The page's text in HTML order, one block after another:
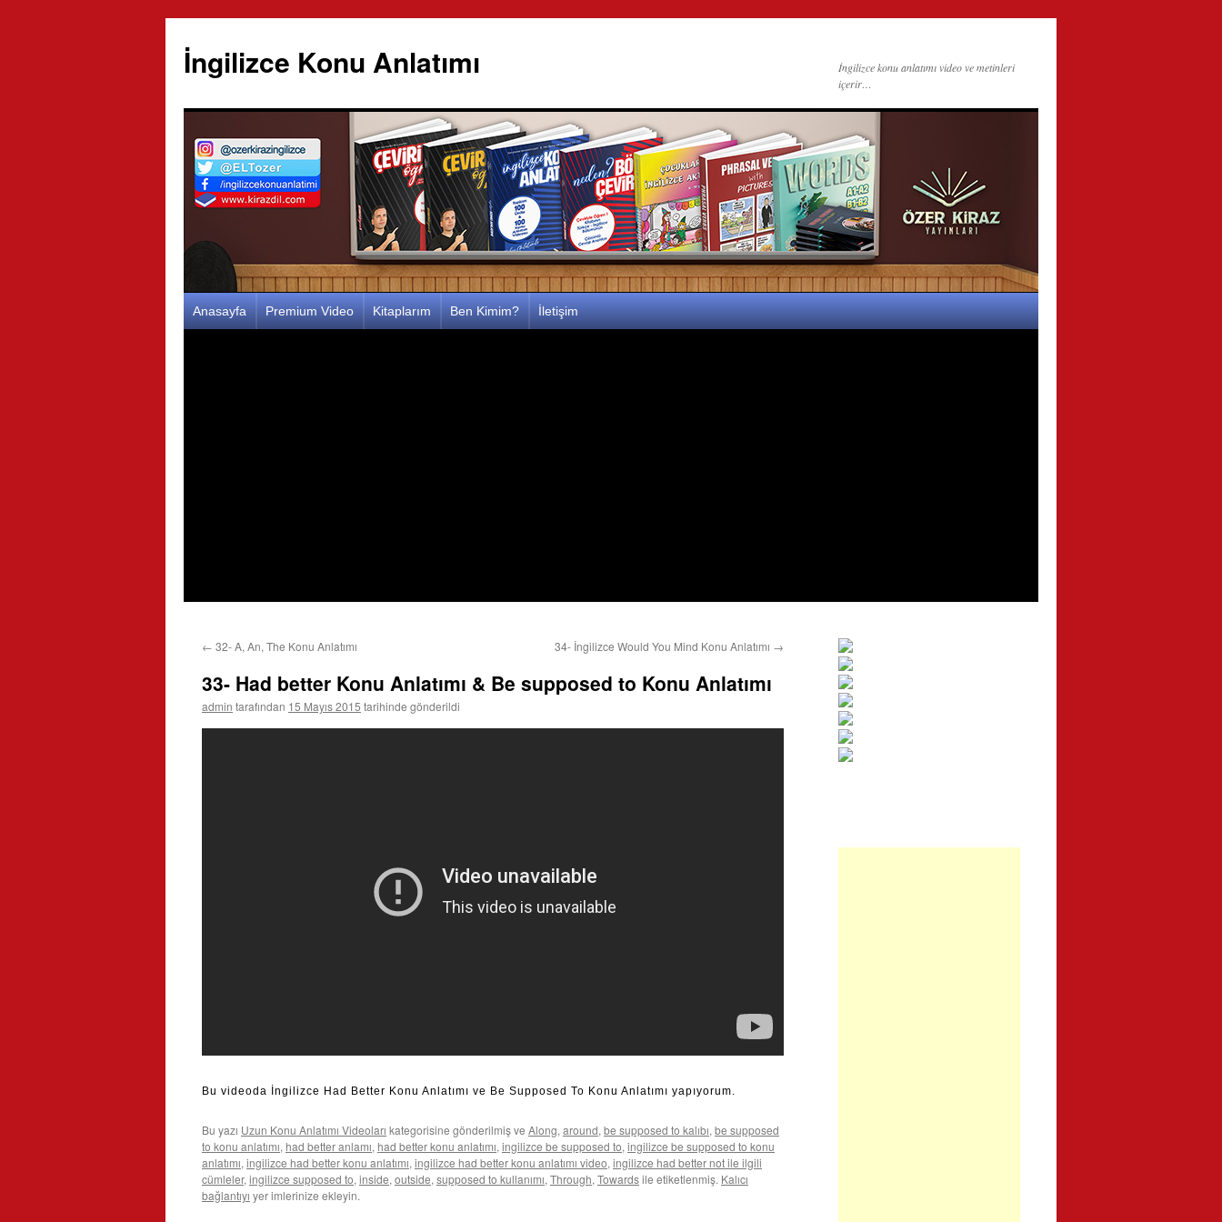
İngilizce Konu Anlatımı
İngilizce konu anlatımı video ve metinleri
içerir…
İçeriğe
Anasayfa Premium Video Kitaplarım Ben Kimim? İletişim
← 32- A, An, The Konu Anlatımı 34- İngilizce Would You Mind Konu Anlatımı →
33- Had better Konu Anlatımı & Be supposed to Konu Anlatımı
admin tarafından 15 Mayıs 2015 tarihinde gönderildi
Bu videoda İngilizce Had Better Konu Anlatımı ve Be Supposed To Konu Anlatımı yapıyorum.
Bu yazı Uzun Konu Anlatımı Videoları kategorisine gönderilmiş ve Along, around, be supposed to kalıbı, be supposed
to konu anlatımı, had better anlamı, had better konu anlatımı, ingilizce be supposed to, ingilizce be supposed to konu
anlatımı, ingilizce had better konu anlatımı, ingilizce had better konu anlatımı video, ingilizce had better not ile ilgili
cümleler, ingilizce supposed to, inside, outside, supposed to kullanımı, Through, Towardsile etiketlenmiş. Kalıcı
bağlantıyı yer imlerinize ekleyin.